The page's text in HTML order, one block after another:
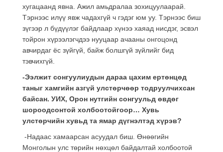
хугацаанд явна. Ажил амьдралаа зохицуулаарай.
Тэрнээс илүү явж чадахгүй ч гэдэг юм уу. Тэрнээс биш
зүгээр л бүдүүлэг байдлаар хүнээ хаяад нисдэг, эсвэл
тойрон хүрээлэгчдээ нууцаар ачааны онгоцонд
авчирдаг ёс зүйгүй, байж болшгүй зүйлийг бид
тэвчихгүй.
-Ээлжит сонгуулиудын дараа цахим ертөнцөд
таныг хамгийн азгүй улстөрчөөр тодруулчихсан
байсан. УИХ, Орон нутгийн сонгуульд өвдөг
шороодсонтой холбоотойгоор… Хувь
улстөрчийн хувьд та ямар дүгнэлтэд хүрэв?
-Надаас хамаарсан асуудал биш. Өнөөгийн
Монголын улс төрийн нөхцөл байдалтай холбоотой